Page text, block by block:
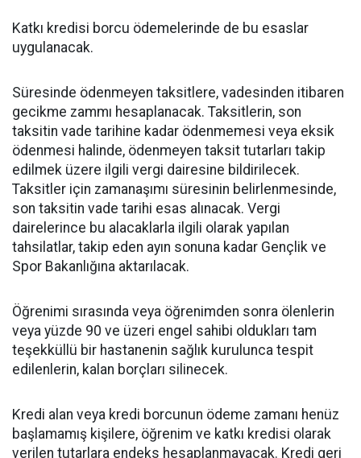
Katkı kredisi borcu ödemelerinde de bu esaslar
uygulanacak.
Süresinde ödenmeyen taksitlere, vadesinden itibaren
gecikme zammı hesaplanacak. Taksitlerin, son
taksitin vade tarihine kadar ödenmemesi veya eksik
ödenmesi halinde, ödenmeyen taksit tutarları takip
edilmek üzere ilgili vergi dairesine bildirilecek.
Taksitler için zamanaşımı süresinin belirlenmesinde,
son taksitin vade tarihi esas alınacak. Vergi
dairelerince bu alacaklarla ilgili olarak yapılan
tahsilatlar, takip eden ayın sonuna kadar Gençlik ve
Spor Bakanlığına aktarılacak.
Öğrenimi sırasında veya öğrenimden sonra ölenlerin
veya yüzde 90 ve üzeri engel sahibi oldukları tam
teşekküllü bir hastanenin sağlık kurulunca tespit
edilenlerin, kalan borçları silinecek.
Kredi alan veya kredi borcunun ödeme zamanı henüz
başlamamış kişilere, öğrenim ve katkı kredisi olarak
verilen tutarlara endeks hesaplanmayacak. Kredi geri